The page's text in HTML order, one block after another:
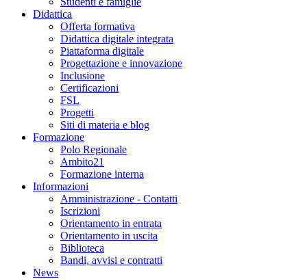
Didattica
Offerta formativa
Didattica digitale integrata
Piattaforma digitale
Progettazione e innovazione
Inclusione
Certificazioni
FSL
Progetti
Siti di materia e blog
Formazione
Polo Regionale
Ambito21
Formazione interna
Informazioni
Amministrazione - Contatti
Iscrizioni
Orientamento in entrata
Orientamento in uscita
Biblioteca
Bandi, avvisi e contratti
News